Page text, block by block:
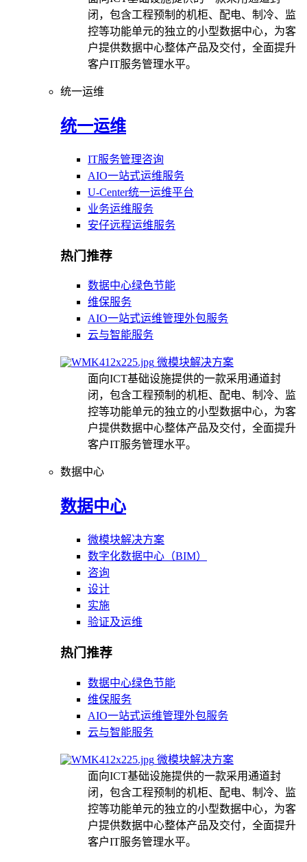
闭，包含工程预制的机柜、配电、制冷、监
控等功能单元的独立的小型数据中心，为客
户提供数据中心整体产品及交付，全面提升
客户IT服务管理水平。
统一运维
统一运维
IT服务管理咨询
AIO一站式运维服务
U-Center统一运维平台
业务运维服务
安仔远程运维服务
热门推荐
数据中心绿色节能
维保服务
AIO一站式运维管理外包服务
云与智能服务
微模块解决方案
面向ICT基础设施提供的一款采用通道封
闭，包含工程预制的机柜、配电、制冷、监
控等功能单元的独立的小型数据中心，为客
户提供数据中心整体产品及交付，全面提升
客户IT服务管理水平。
数据中心
数据中心
微模块解决方案
数字化数据中心（BIM）
咨询
设计
实施
验证及运维
热门推荐
数据中心绿色节能
维保服务
AIO一站式运维管理外包服务
云与智能服务
微模块解决方案
面向ICT基础设施提供的一款采用通道封
闭，包含工程预制的机柜、配电、制冷、监
控等功能单元的独立的小型数据中心，为客
户提供数据中心整体产品及交付，全面提升
客户IT服务管理水平。